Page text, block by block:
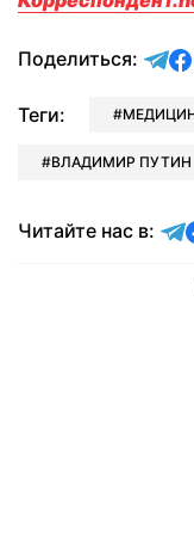
Поделиться:
Теги:
ВЛАДИМИР ПУТИН
Читайте нас в: